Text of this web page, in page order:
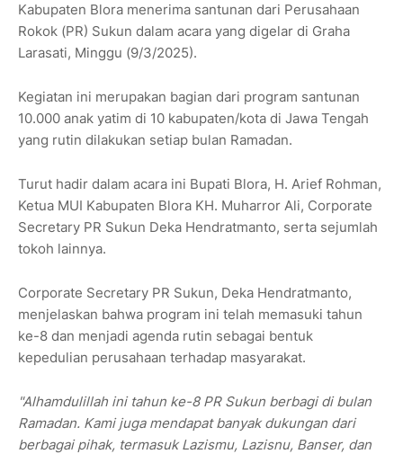
Kabupaten Blora menerima santunan dari Perusahaan
Rokok (PR) Sukun dalam acara yang digelar di Graha
Larasati, Minggu (9/3/2025).
Kegiatan ini merupakan bagian dari program santunan
10.000 anak yatim di 10 kabupaten/kota di Jawa Tengah
yang rutin dilakukan setiap bulan Ramadan.
Turut hadir dalam acara ini Bupati Blora, H. Arief Rohman,
Ketua MUI Kabupaten Blora KH. Muharror Ali, Corporate
Secretary PR Sukun Deka Hendratmanto, serta sejumlah
tokoh lainnya.
Corporate Secretary PR Sukun, Deka Hendratmanto,
menjelaskan bahwa program ini telah memasuki tahun
ke-8 dan menjadi agenda rutin sebagai bentuk
kepedulian perusahaan terhadap masyarakat.
"Alhamdulillah ini tahun ke-8 PR Sukun berbagi di bulan
Ramadan. Kami juga mendapat banyak dukungan dari
berbagai pihak, termasuk Lazismu, Lazisnu, Banser, dan